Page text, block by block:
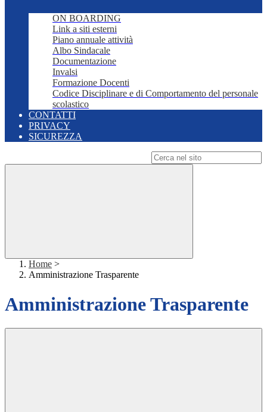
ON BOARDING
Link a siti esterni
Piano annuale attività
Albo Sindacale
Documentazione
Invalsi
Formazione Docenti
Codice Disciplinare e di Comportamento del personale
scolastico
CONTATTI
PRIVACY
SICUREZZA
Home >
Amministrazione Trasparente
Amministrazione Trasparente